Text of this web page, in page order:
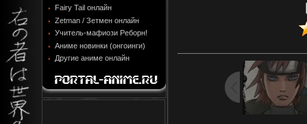
Fairy Tail онлайн
Zetman / Зетмен онлайн
Учитель-мафиози Реборн!
Аниме новинки (онгоинги)
Другие аниме онлайн